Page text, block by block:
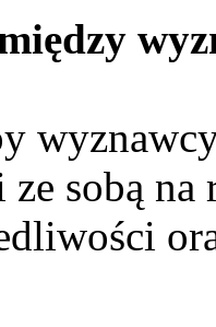
ze sobą